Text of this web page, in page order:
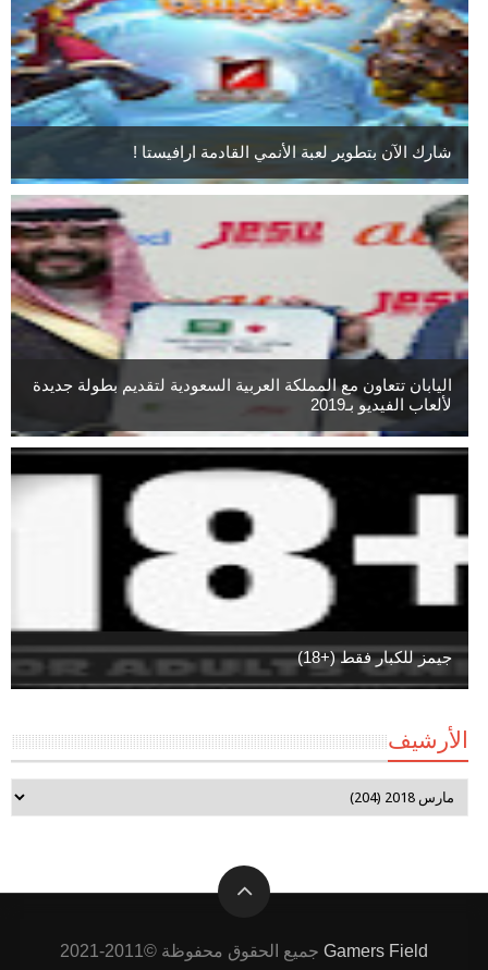
شارك الآن بتطوير لعبة الأنمي القادمة ارافيستا !
اليابان تتعاون مع المملكة العربية السعودية لتقديم بطولة جديدة
لألعاب الفيديو بـ2019
جيمز للكبار فقط (+18)
الأرشيف
Gamers Field جميع الحقوق محفوظة ©2011-2021